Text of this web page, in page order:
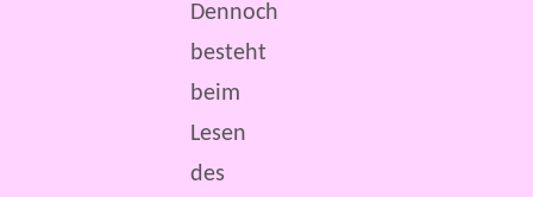
Dennoch
besteht
beim
Lesen
des